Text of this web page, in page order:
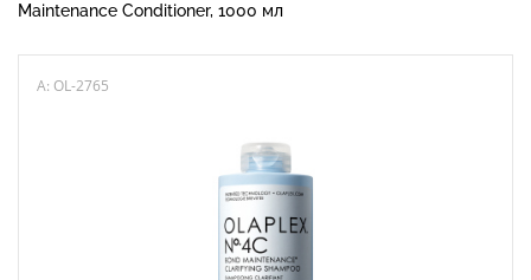
Maintenance Conditioner, 1000 мл
A: OL-2765